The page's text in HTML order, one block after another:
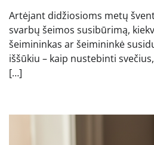
Artėjant didžiosioms metų
svarbų šeimos susibūrimą,
šeimininkas ar šeimininkė
iššūkiu – kaip nustebinti
[…]